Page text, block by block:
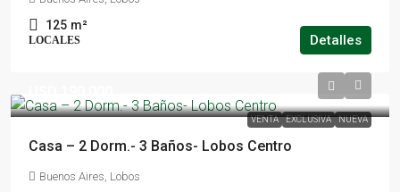
125 m²
LOCALES Detalles
VENTA EXCLUSIVA NUEVA
Casa – 2 Dorm.- 3 Baños- Lobos Centro
Buenos Aires, Lobos